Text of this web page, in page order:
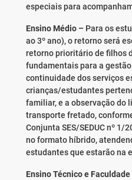
especiais para
Ensino Médio – Para os
ao 3º ano), o retorno será
retorno prioritário de filhos
fundamentais para a
continuidade dos serviços
crianças/estudantes
familiar, e a observação do
transporte fretado,
Conjunta SES/SEDUC nº 1/
no formato híbrido,
estudantes que estarão na
Ensino Técnico e Faculdade